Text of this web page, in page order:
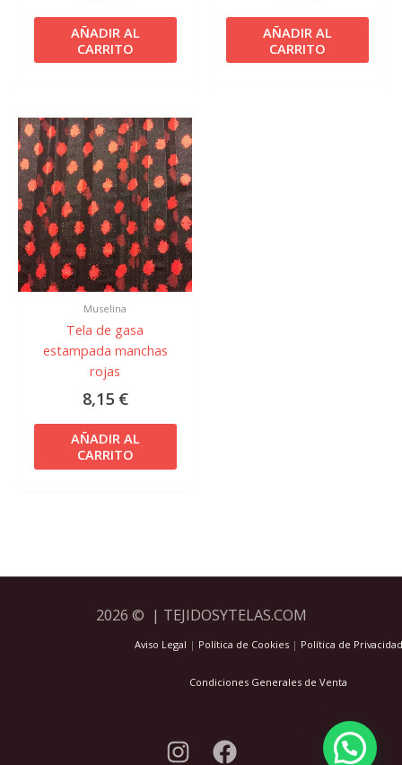
AÑADIR AL
CARRITO
AÑADIR AL
CARRITO
Muselina
Tela de gasa
estampada manchas
rojas
8,15 €
AÑADIR AL
CARRITO
2026 © | TEJIDOSYTELAS.COM
Aviso Legal | Política de Cookies| Política de Privacidad
Condiciones Generales de Venta